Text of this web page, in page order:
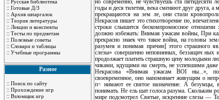
:: Русская библиотека
:: Готовые Д/З
:: Архив шпаргалок
:: Теория литературы
:: Лекции и конспекты
:: Тесты по предметам
:: Полезные советы
:: Словари и таблицы
:: Учебные программы
Разное
:: Поиск по сайту
:: Прохождение игр
:: Взломщик игр
но современно, не чувствуешь ста пятидесяти
годы и деся тилетия, века сменяют друг друга,
прекращаются на зем ле, они стали
Некрасов пишет это стихотворение по,
строки слышится бескомпромиссное
должно избежать: Внимая ужасам войны, При
прекрасно знаек что такое война, на головы
разумея и понимая причин] этого страшного
слезы» совершенно неповинных, беззащич
продолжает платить страшную цену молодыми
чиками, идущими на смерть, не успевшими
Некрасова «Внимая ужасам BOI ны...»,
своевременное, оно напоминает живущим о
п< нимают ее святое назначение. А безумцы,
понимать. Не ель шат голоса разума. Скольким
мире подсмотрел Святые, искренние слезы —